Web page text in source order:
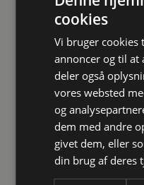
gribverden.dk . Man
for give en hjælpende
eller uden for Europa.
uddannelsernes egne
tilbyder også kurser,
til forskellige
Studievalg Danmark Q
uddannelse. Herunder
Budskaber
forældre
Vores
cookies
Vi bruger cookies
annoncer og til at
deler også
vores websted
og
dem med andre
givet dem, eller
din brug af deres